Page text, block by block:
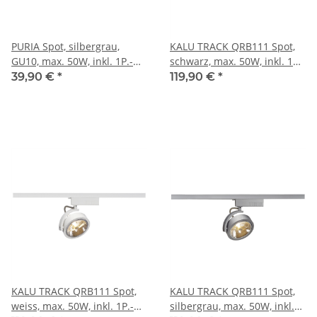
PURIA Spot, silbergrau,
GU10, max. 50W, inkl. 1P.-
Adapter
39,90 € *
KALU TRACK QRB111 Spot,
schwarz, max. 50W, inkl. 1P.-
Adapter
119,90 € *
KALU TRACK QRB111 Spot,
weiss, max. 50W, inkl. 1P.-
KALU TRACK QRB111 Spot,
silbergrau, max. 50W, inkl.